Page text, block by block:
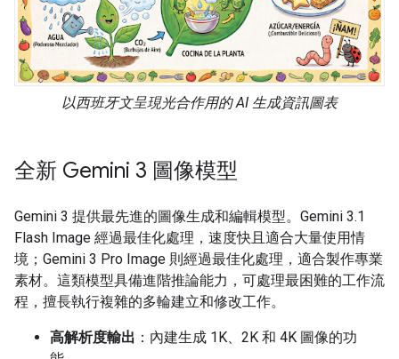
以西班牙文呈現光合作用的 AI 生成資訊圖表
全新 Gemini 3 圖像模型
Gemini 3 提供最先進的圖像生成和編輯模型。Gemini 3.1
Flash Image 經過最佳化處理，速度快且適合大量使用情
境；Gemini 3 Pro Image 則經過最佳化處理，適合製作專業
素材。這類模型具備進階推論能力，可處理最困難的工作流
程，擅長執行複雜的多輪建立和修改工作。
高解析度輸出 ：內建生成 1K、2K 和 4K 圖像的功